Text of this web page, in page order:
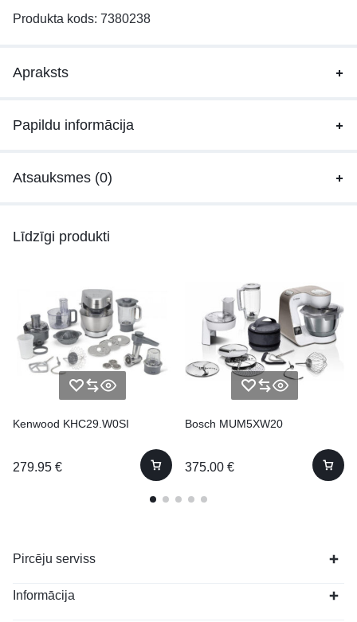
Produkta kods: 7380238
Apraksts
Papildu informācija
Atsauksmes (0)
Līdzīgi produkti
Kenwood KHC29.W0SI
279.95 €
Bosch MUM5XW20
375.00 €
Pircēju serviss
Informācija